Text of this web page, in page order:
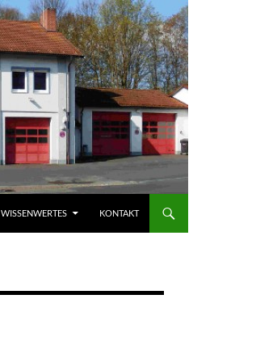
WISSENWERTES KONTAKT